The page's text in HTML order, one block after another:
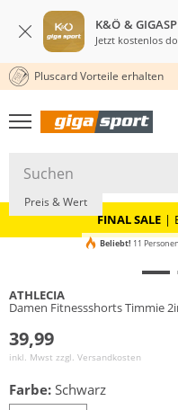
K&Ö &
Jetzt kostenlos
30 TAGE
Pluscard Vorteile erhalten
GIGASTYLE
FAHRRAD­
FINAL SALE |
Preis & Wert
Beliebt! 11
ATHLECIA
Damen Fitnessshorts Timmie
39,99
inkl. Mwst zzgl. Versandkosten
Farbe: Schwarz